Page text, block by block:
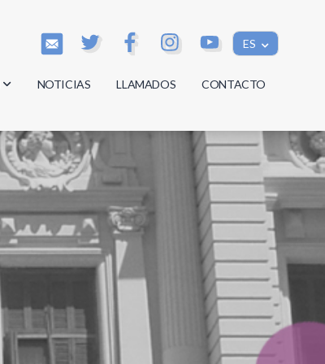
ES
NOTICIAS LLAMADOS CONTACTO